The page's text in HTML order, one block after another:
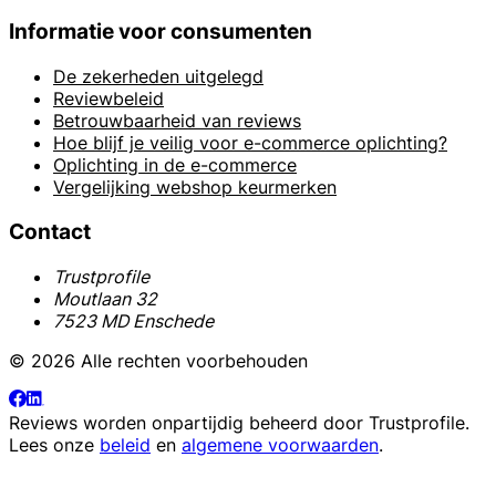
Informatie voor consumenten
De zekerheden uitgelegd
Reviewbeleid
Betrouwbaarheid van reviews
Hoe blijf je veilig voor e-commerce oplichting?
Oplichting in de e-commerce
Vergelijking webshop keurmerken
Contact
Trustprofile
Moutlaan 32
7523 MD Enschede
© 2026 Alle rechten voorbehouden
Reviews worden onpartijdig beheerd door Trustprofile.
Lees onze beleid en algemene voorwaarden.